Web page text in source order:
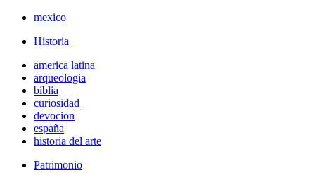
mexico
Historia
america latina
arqueologia
biblia
curiosidad
devocion
españa
historia del arte
Patrimonio